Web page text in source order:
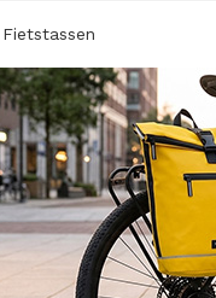
Fietstassen